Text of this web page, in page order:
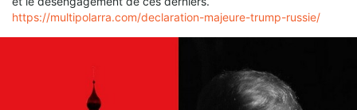
https://multipolarra.com/declaration-majeure-trump-russie/